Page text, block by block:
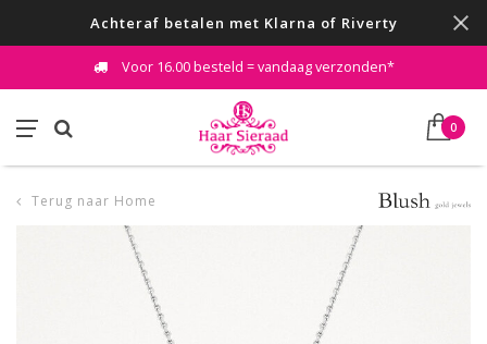
Achteraf betalen met Klarna of Riverty
Voor 16.00 besteld = vandaag verzonden*
0
Terug naar Home